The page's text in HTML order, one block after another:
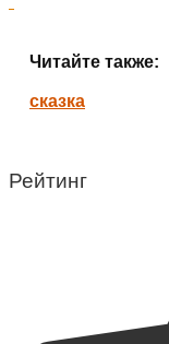
Читайте также:
сказка
Рейтинг